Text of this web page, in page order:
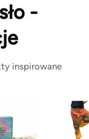
-
inspirowane